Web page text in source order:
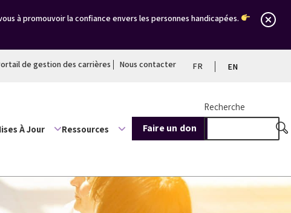
à promouvoir la confiance envers les personnes handicapées.
de gestion des carrières Nous contacter FR EN
À Jour Ressources Faire un don
Recherche